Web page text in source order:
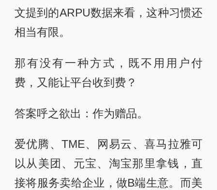
文提到的ARPU数据来看，这种习惯还
相当有限。
那有没有一种方式，既不用用户付
费，又能让平台收到费？
答案呼之欲出：作为赠品。
爱优腾、TME、网易云、喜马拉雅可
以从美团、元宝、淘宝那里拿钱，直
接将服务卖给企业，做B端生意。而美